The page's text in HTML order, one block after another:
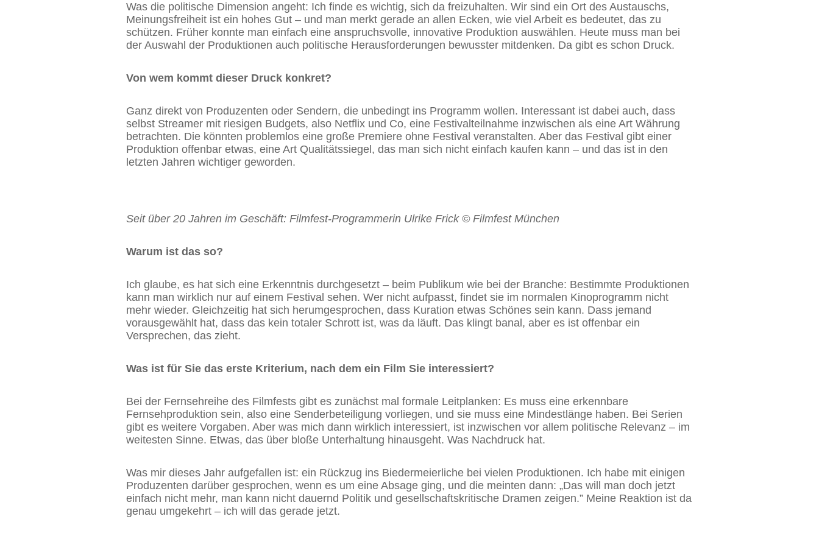
Was die politische Dimension angeht: Ich finde es wichtig, sich da freizuhalten. Wir sind ein Ort des Austauschs,
Meinungsfreiheit ist ein hohes Gut – und man merkt gerade an allen Ecken, wie viel Arbeit es bedeutet, das zu
schützen. Früher konnte man einfach eine anspruchsvolle, innovative Produktion auswählen. Heute muss man bei
der Auswahl der Produktionen auch politische Herausforderungen bewusster mitdenken. Da gibt es schon Druck.
Von wem kommt dieser Druck konkret?
Ganz direkt von Produzenten oder Sendern, die unbedingt ins Programm wollen. Interessant ist dabei auch, dass
selbst Streamer mit riesigen Budgets, also Netflix und Co, eine Festivalteilnahme inzwischen als eine Art Währung
betrachten. Die könnten problemlos eine große Premiere ohne Festival veranstalten. Aber das Festival gibt einer
Produktion offenbar etwas, eine Art Qualitätssiegel, das man sich nicht einfach kaufen kann – und das ist in den
letzten Jahren wichtiger geworden.
Seit über 20 Jahren im Geschäft: Filmfest-Programmerin Ulrike Frick © Filmfest München
Warum ist das so?
Ich glaube, es hat sich eine Erkenntnis durchgesetzt – beim Publikum wie bei der Branche: Bestimmte Produktionen
kann man wirklich nur auf einem Festival sehen. Wer nicht aufpasst, findet sie im normalen Kinoprogramm nicht
mehr wieder. Gleichzeitig hat sich herumgesprochen, dass Kuration etwas Schönes sein kann. Dass jemand
vorausgewählt hat, dass das kein totaler Schrott ist, was da läuft. Das klingt banal, aber es ist offenbar ein
Versprechen, das zieht.
Was ist für Sie das erste Kriterium, nach dem ein Film Sie interessiert?
Bei der Fernsehreihe des Filmfests gibt es zunächst mal formale Leitplanken: Es muss eine erkennbare
Fernsehproduktion sein, also eine Senderbeteiligung vorliegen, und sie muss eine Mindestlänge haben. Bei Serien
gibt es weitere Vorgaben. Aber was mich dann wirklich interessiert, ist inzwischen vor allem politische Relevanz – im
weitesten Sinne. Etwas, das über bloße Unterhaltung hinausgeht. Was Nachdruck hat.
Was mir dieses Jahr aufgefallen ist: ein Rückzug ins Biedermeierliche bei vielen Produktionen. Ich habe mit einigen
Produzenten darüber gesprochen, wenn es um eine Absage ging, und die meinten dann: „Das will man doch jetzt
einfach nicht mehr, man kann nicht dauernd Politik und gesellschaftskritische Dramen zeigen.” Meine Reaktion ist da
genau umgekehrt – ich will das gerade jetzt.